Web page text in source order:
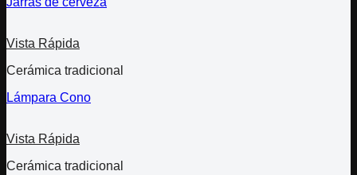
Vista Rápida
Cerámica tradicional
Lámpara Cono
Vista Rápida
Cerámica tradicional